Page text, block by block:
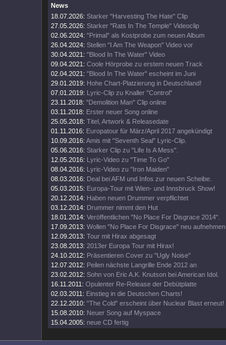
News
18.07.2026: Starker "Harvesting The Hate" Clip
27.05.2026: Starker "Rats In The Temple" Videoclip
02.06.2024: "Primal" als Kostprobe zum neuen Album
26.04.2024: Stellen "I Am The Weapon" Video vor
30.04.2021: "Blood In The Water" Video
09.04.2021: Coole Hörprobe zu erstem neuen Track
02.04.2021: "Blood In The Water" escheint im Juni
29.01.2019: Hohe Chart-Platzierung in Deutschland!
07.01.2019: Lyric-Clip zu Knaller "Control"
23.11.2018: "Demolition Man" Clip online
03.11.2018: Erster neuer Song online
25.05.2018: Titel, Artwork & Releasedate
01.11.2016: Europatour für März/April 2017 angekündigt
10.09.2016: Amis mit "Seventh Seal" Lyric-Clip.
05.06.2016: Starker Clip zu "Life Is A Mess".
12.05.2016: Lyric-Video zu "Time To Go"
08.04.2016: Lyric-Video zu "Iron Maiden"
08.03.2016: Deal bei AFM und Infos zur neuen Scheibe.
05.03.2015: Europa-Tour mit Wien- und Innsbruck Show!
20.12.2014: Haben neuen Drummer verpflichtet
03.12.2014: Drummer nimmt den Hut
18.01.2014: Veröffentlichen "No Place For Disgrace 2014".
17.09.2013: Wollen "No Place For Disgrace" neu aufnehmen
12.09.2013: Tour mit Hirax abgesagt
23.08.2013: 2013er Europa Tour mit Hirax!
24.10.2012: Präsentieren Cover zu "Ugly Noise"
12.07.2012: Peilen nächste Langrille Ende 2012 an
23.02.2012: Sohn von Eric A.K. Knutson bei American Idol.
16.11.2011: Opulenter Re-Release der Debütplatte
02.03.2011: Einstieg in die Deutschen Charts!
22.12.2010: "The Cold" erscheint über Nuclear Blast erneut!
15.08.2010: Neuer Song auf Myspace
15.04.2005: neue CD fertig